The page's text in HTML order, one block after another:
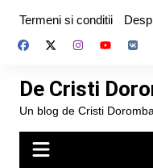
content
Termeni si conditii
De Cristi
Un blog de Cristi